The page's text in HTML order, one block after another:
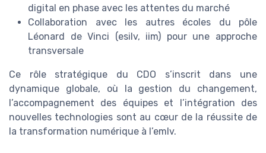
digital en phase avec les attentes du marché
Collaboration avec les autres écoles du pôle
Léonard de Vinci (esilv, iim) pour une approche
transversale
Ce rôle stratégique du CDO s’inscrit dans une
dynamique globale, où la gestion du changement,
l’accompagnement des équipes et l’intégration des
nouvelles technologies sont au cœur de la réussite de
la transformation numérique à l’emlv.